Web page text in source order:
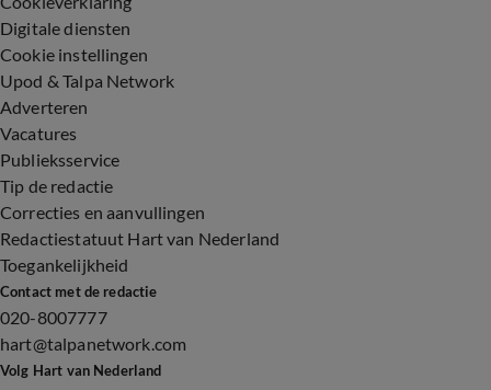
Digitale diensten
Cookie instellingen
Upod & Talpa Network
Adverteren
Vacatures
Publieksservice
Tip de redactie
Correcties en aanvullingen
Redactiestatuut Hart van Nederland
Toegankelijkheid
Contact met de redactie
020-8007777
hart@talpanetwork.com
Volg Hart van Nederland